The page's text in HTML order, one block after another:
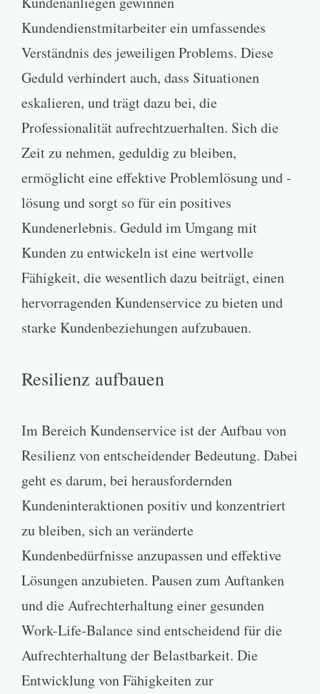
Kundendienstmitarbeiter ein umfassendes
Verständnis des jeweiligen Problems. Diese
Geduld verhindert auch, dass Situationen
eskalieren, und trägt dazu bei, die
Professionalität aufrechtzuerhalten. Sich die
Zeit zu nehmen, geduldig zu bleiben,
ermöglicht eine effektive Problemlösung und -
lösung und sorgt so für ein positives
Kundenerlebnis. Geduld im Umgang mit
Kunden zu entwickeln ist eine wertvolle
Fähigkeit, die wesentlich dazu beiträgt, einen
hervorragenden Kundenservice zu bieten und
starke Kundenbeziehungen aufzubauen.
Resilienz aufbauen
Im Bereich Kundenservice ist der Aufbau von
Resilienz von entscheidender Bedeutung. Dabei
geht es darum, bei herausfordernden
Kundeninteraktionen positiv und konzentriert
zu bleiben, sich an veränderte
Kundenbedürfnisse anzupassen und effektive
Lösungen anzubieten. Pausen zum Auftanken
und die Aufrechterhaltung einer gesunden
Work-Life-Balance sind entscheidend für die
Aufrechterhaltung der Belastbarkeit. Die
Entwicklung von Fähigkeiten zur